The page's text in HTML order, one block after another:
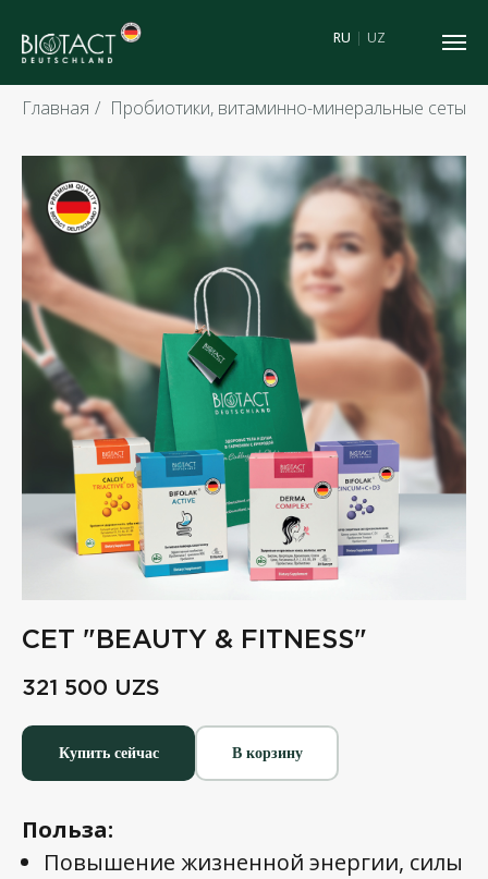
RU | UZ
Главная / Пробиотики, витаминно-минеральные сеты
СЕТ "BEAUTY & FITNESS"
321 500 UZS
Купить сейчас В корзину
Польза:
Повышение жизненной энергии, силы